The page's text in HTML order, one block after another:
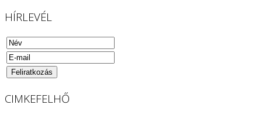
HÍRLEVÉL
CIMKEFELHŐ